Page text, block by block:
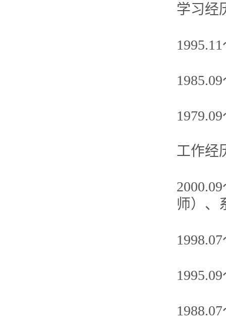
学习经
工作经
师）、